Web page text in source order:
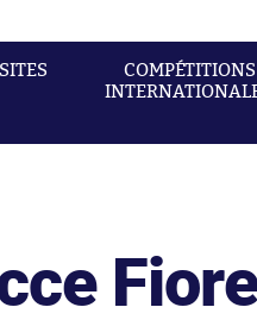
SITES
COMPÉTITIONS